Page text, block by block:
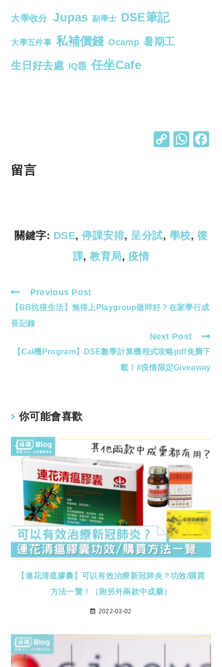
大學收分 Jupas 副學士 DSE筆記
大學五件事 私補價錢 Ocamp 暑期工
生日好去處 IQ題 任坐Cafe
C
k
W
p
留言
關鍵字: DSE, 停課安排, 呈分試, 學校, 復
課, 教育局, 疫情
Read
more
articles
Previous Post
【BB抗疫生活】無得上Playgroup做咩好？在家學行成
長記錄
Next Post
【Cal機Program】DSE數學計算機程式攻略pdf免費下
載！#疫情限定Giveaway
你可能會喜歡
【連花清瘟膠囊】可以有效治療新冠肺炎？功效/購買
方法一覽！（附另外兩款中成藥）
2022-03-02